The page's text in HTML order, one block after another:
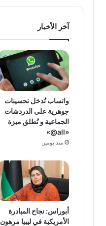
آخر الأخبار
واتساب تُدخل تحسينات
جوهرية على الدردشات
الجماعية و تُطلق ميزة
«all@»
منذ يومين
أبوراس: نجاح المبادرة
الأمريكية في ليبيا مرهون